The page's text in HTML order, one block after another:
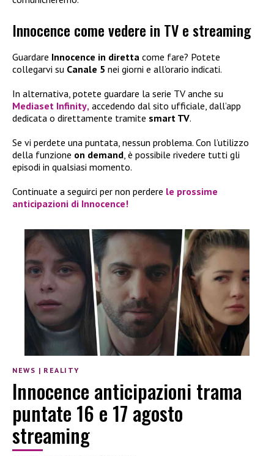
Innocence come vedere in TV e streaming
Guardare Innocence in diretta come fare? Potete
collegarvi su Canale 5 nei giorni e all’orario indicati.
In alternativa, potete guardare la serie TV anche su
Mediaset Infinity, accedendo dal sito ufficiale, dall’app
dedicata o direttamente tramite smart TV.
Se vi perdete una puntata, nessun problema. Con l’utilizzo
della funzione on demand , è possibile rivedere tutti gli
episodi in qualsiasi momento.
Continuate a seguirci per non perdere le prossime
anticipazioni di Innocence!
NEWS | REALITY
Innocence anticipazioni trama
puntate 16 e 17 agosto
streaming